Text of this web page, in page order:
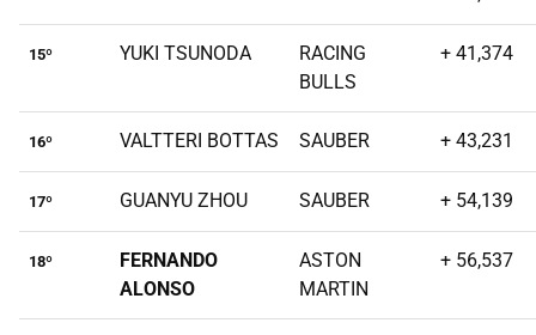
15º YUKI TSUNODA
RACING
BULLS
+ 41,374
16º VALTTERI BOTTAS SAUBER + 43,231
17º GUANYU ZHOU SAUBER + 54,139
18º
FERNANDO
ALONSO
ASTON
MARTIN
+ 56,537